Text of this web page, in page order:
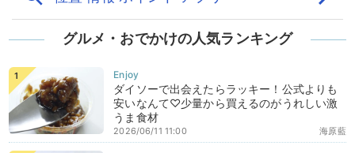
グルメ・おでかけの人気ランキング
ダイソーで出会えたらラッキー！公式よりも
安いなんて♡少量から買えるのがうれしい激
うま食材
海原藍
2026/06/11 11:00